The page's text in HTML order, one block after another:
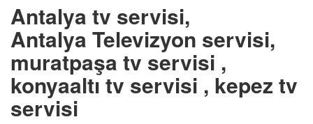
Antalya tv servisi,
Antalya Televizyon servisi,
muratpaşa tv servisi ,
konyaaltı tv servisi , kepez tv
servisi